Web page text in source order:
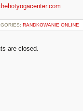
RANDKOWANIE ONLINE
are closed.